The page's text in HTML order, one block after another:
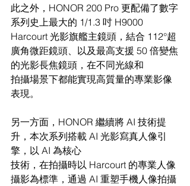
此之外，HONOR 200 Pro 更配備了數字
系列史上最大的 1/1.3 吋 H9000
Harcourt 光影旗艦主鏡頭，結合 112°超
廣角微距鏡頭、以及最高支援 50 倍變焦
的光影長焦鏡頭，在不同光線和
拍攝場景下都能實現高質量的專業影像
表現。
另一方面，HONOR 繼續將 AI 技術提
升，本次系列搭載 AI 光影寫真人像引
擎，以 AI 為核心
技術，在拍攝時以 Harcourt 的專業人像
攝影為標準，通過 AI 重塑手機人像拍攝